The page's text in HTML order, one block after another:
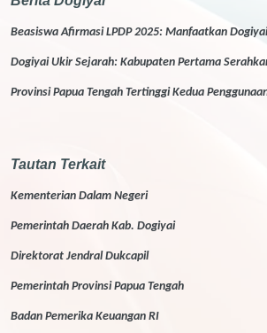
Beasiswa Afirmasi LPDP 2025: Manfaatkan
Dogiyai Ukir Sejarah: Kabupaten Pertama
Provinsi Papua Tengah Tertinggi Kedua
Tautan Terkait
Kementerian Dalam Negeri
Pemerintah Daerah Kab. Dogiyai
Direktorat Jendral Dukcapil
Pemerintah Provinsi Papua Tengah
Badan Pemerika Keuangan RI